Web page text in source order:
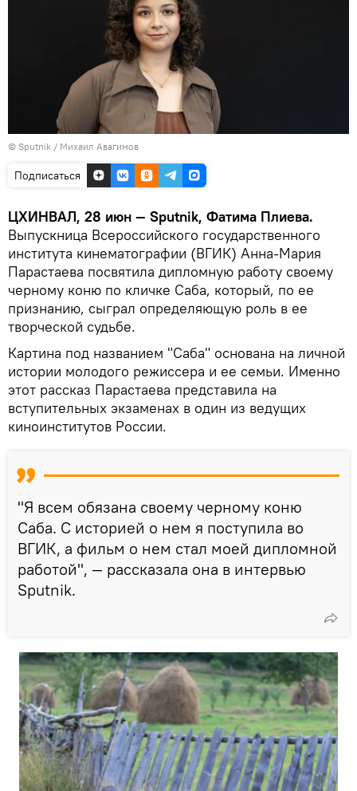
© Sputnik / Михаил Авагимов
Подписаться
ЦХИНВАЛ, 28 июн — Sputnik, Фатима Плиева.
Выпускница Всероссийского государственного
института кинематографии (ВГИК) Анна-Мария
Парастаева посвятила дипломную работу своему
черному коню по кличке Саба, который, по ее
признанию, сыграл определяющую роль в ее
творческой судьбе.
Картина под названием "Саба" основана на личной
истории молодого режиссера и ее семьи. Именно
этот рассказ Парастаева представила на
вступительных экзаменах в один из ведущих
киноинститутов России.
"Я всем обязана своему черному коню
Саба. С историей о нем я поступила во
ВГИК, а фильм о нем стал моей дипломной
работой", — рассказала она в интервью
Sputnik.